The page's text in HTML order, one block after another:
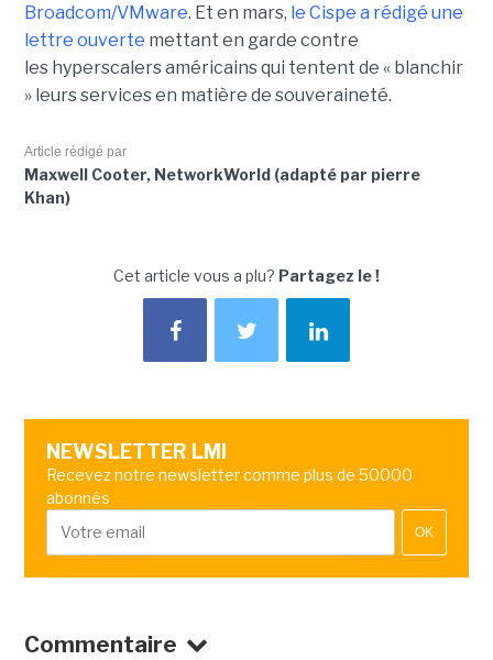
Broadcom/VMware. Et en mars, le Cispe a rédigé une
lettre ouverte mettant en garde contre
les hyperscalers américains qui tentent de « blanchir
» leurs services en matière de souveraineté.
Article rédigé par
Maxwell Cooter, NetworkWorld (adapté par pierre
Khan)
Cet article vous a plu? Partagez le !
NEWSLETTER LMI
Recevez notre newsletter comme plus de 50000
abonnés
OK
Commentaire